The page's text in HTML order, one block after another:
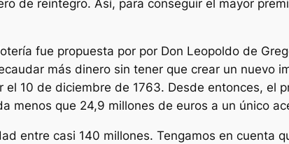
de reintegro. Así, para conseguir el mayor
fue propuesta por por Don Leopoldo de
más dinero sin tener que crear un nuevo
10 de diciembre de 1763. Desde entonces, el
menos que 24,9 millones de euros a un único
entre casi 140 millones. Tengamos en cuenta